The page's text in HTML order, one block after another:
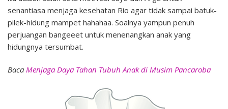
senantiasa menjaga kesehatan Rio agar tidak sampai batuk-
pilek-hidung mampet hahahaa. Soalnya yampun penuh
perjuangan bangeeet untuk menenangkan anak yang
hidungnya tersumbat.
Baca Menjaga Daya Tahan Tubuh Anak di Musim Pancaroba